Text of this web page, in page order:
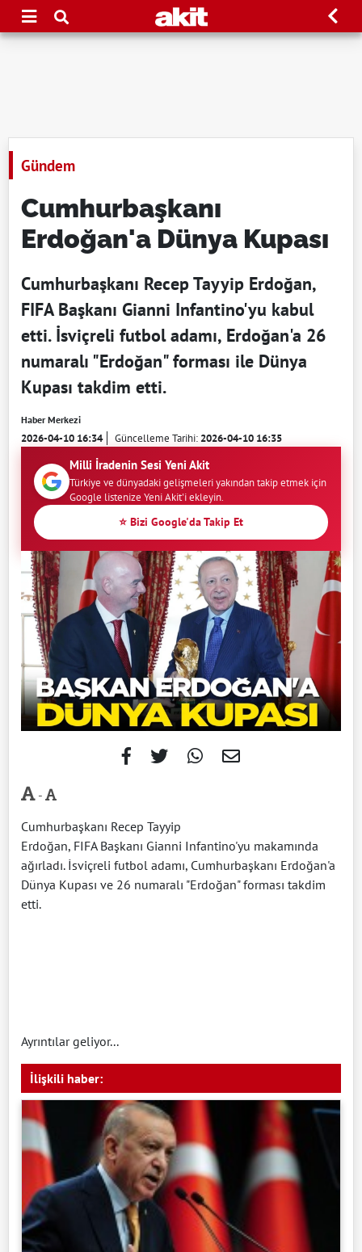
Gündem
Cumhurbaşkanı
Erdoğan'a Dünya Kupası
Cumhurbaşkanı Recep Tayyip Erdoğan,
FIFA Başkanı Gianni Infantino'yu kabul
etti. İsviçreli futbol adamı, Erdoğan'a 26
numaralı "Erdoğan" forması ile Dünya
Kupası takdim etti.
Haber Merkezi
2026-04-10 16:34 Güncelleme Tarihi:2026-04-10 16:35
Milli İradenin Sesi Yeni Akit
Türkiye ve dünyadaki gelişmeleri yakından takip etmek için
Google listenize Yeni Akit'i ekleyin.
⭐ Bizi Google'da Takip Et
-
Cumhurbaşkanı Recep Tayyip
Erdoğan, FIFA Başkanı Gianni Infantino'yu makamında
ağırladı. İsviçreli futbol adamı, Cumhurbaşkanı Erdoğan'a
Dünya Kupası ve 26 numaralı "Erdoğan" forması takdim
etti.
Ayrıntılar geliyor...
İlişkili haber: